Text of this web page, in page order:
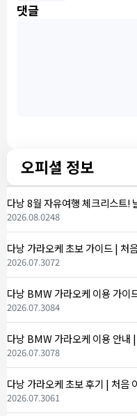
댓글
오피셜 정보
다낭 8월 자유여행 체크리스트!
2026.08.0248
다낭 가라오케 초보 가이드 | 처
2026.07.3072
다낭 BMW 가라오케 이용 가이
2026.07.3084
다낭 BMW 가라오케 이용 안내
2026.07.3078
다낭 가라오케 초보 후기 | 처음
2026.07.3061